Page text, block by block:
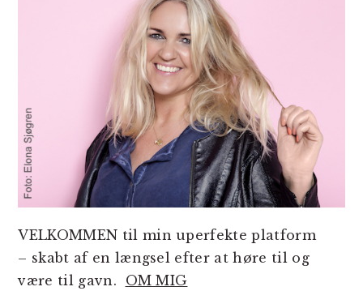
VELKOMMEN til min uperfekte platform
– skabt af en længsel efter at høre til og
være til gavn. OM MIG